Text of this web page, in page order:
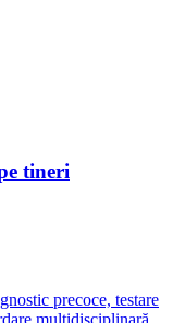
tineri
precoce, testare
multidisciplinară